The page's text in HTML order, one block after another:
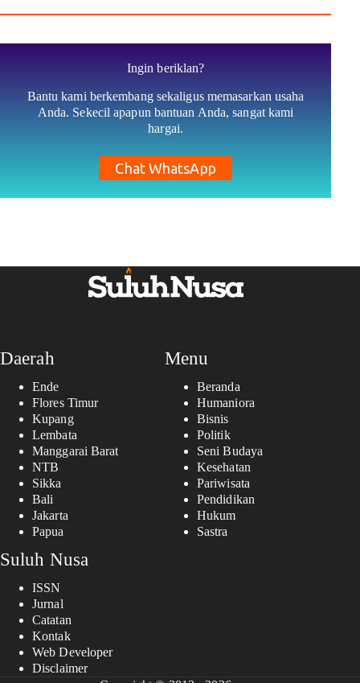
Ingin beriklan?
Bantu kami berkembang sekaligus memasarkan usaha
Anda. Sekecil apapun bantuan Anda, sangat kami
hargai.
Chat WhatsApp
Daerah
Ende
Flores Timur
Kupang
Lembata
Manggarai Barat
NTB
Sikka
Bali
Jakarta
Papua
Menu
Beranda
Humaniora
Bisnis
Politik
Seni Budaya
Kesehatan
Pariwisata
Pendidikan
Hukum
Sastra
Suluh Nusa
ISSN
Jurnal
Catatan
Kontak
Web Developer
Disclaimer